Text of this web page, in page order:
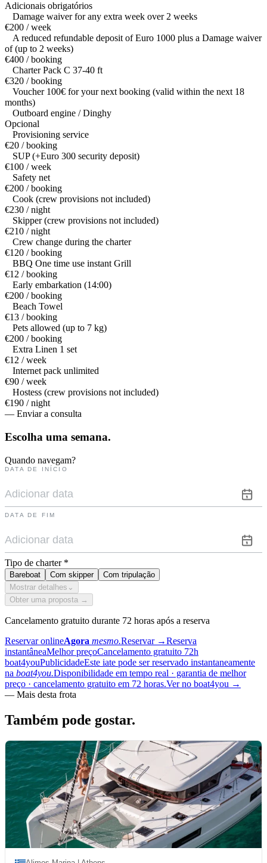
Adicionais obrigatórios
Damage waiver for any extra week over 2 weeks
€200 / week
A reduced refundable deposit of Euro 1000 plus a Damage waiver
of (up to 2 weeks)
€400 / booking
Charter Pack C 37-40 ft
€320 / booking
Voucher 100€ for your next booking (valid within the next 18
months)
Outboard engine / Dinghy
Opcional
Provisioning service
€20 / booking
SUP (+Euro 300 security deposit)
€100 / week
Safety net
€200 / booking
Cook (crew provisions not included)
€230 / night
Skipper (crew provisions not included)
€210 / night
Crew change during the charter
€120 / booking
BBQ One time use instant Grill
€12 / booking
Early embarkation (14:00)
€200 / booking
Beach Towel
€13 / booking
Pets allowed (up to 7 kg)
€200 / booking
Extra Linen 1 set
€12 / week
Internet pack unlimited
€90 / week
Hostess (crew provisions not included)
€190 / night
— Enviar a consulta
Escolha uma semana.
Quando navegam?
DATA DE INÍCIO
DATA DE FIM
Tipo de charter *
Bareboat Com skipper
Com tripulação
Mostrar detalhes ⌄
Obter uma proposta →
Cancelamento gratuito durante 72 horas após a reserva
Reservar onlineAgora mesmo.Reservar →Reserva
instantâneaMelhor preçoCancelamento gratuito 72h
boat4youPublicidadeEste iate pode ser reservado instantaneamente
na boat4you.Disponibilidade em tempo real · garantia de melhor
preço · cancelamento gratuito em 72 horas.Ver no boat4you →
— Mais desta frota
Também pode gostar.